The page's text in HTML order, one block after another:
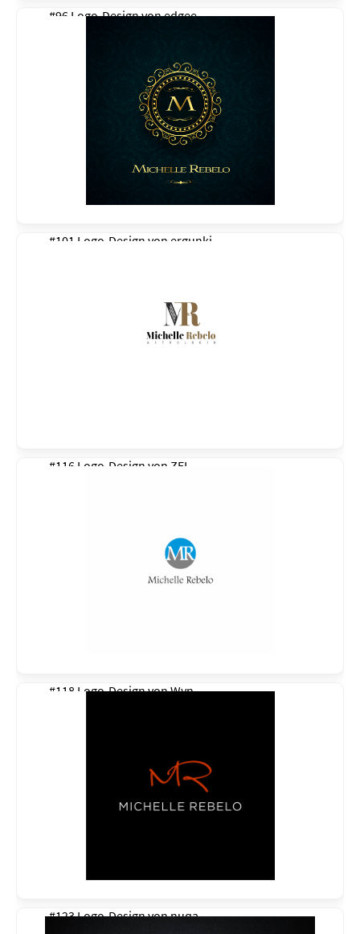
#96 Logo-Design vonedgee
#101 Logo-Design von ergunki
#116 Logo-Design von ZEL
#118 Logo-Design vonWyn
#123 Logo-Design vonnuqa